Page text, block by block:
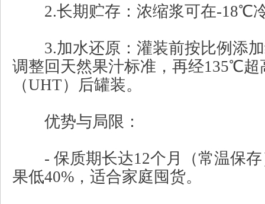
2.长期贮存：浓缩浆可在-18℃
3.加水还原：灌装前按比例添加
调整回天然果汁标准，再经135℃超
（UHT）后罐装。
优势与局限：
- 保质期长达12个月（常温保存
果低40%，适合家庭囤货。